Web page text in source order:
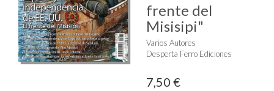
frente del
Misisipi"
Varios Autores
Desperta Ferro Ediciones
7,50 €